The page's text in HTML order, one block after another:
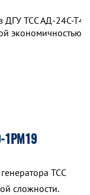
ДГУ ТСС АД-24С-
экономичностью.
1РМ19
ТСС
сложности.